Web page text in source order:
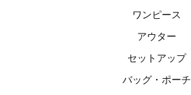
ワンピース
アウター
セットアップ
バッグ・ポーチ